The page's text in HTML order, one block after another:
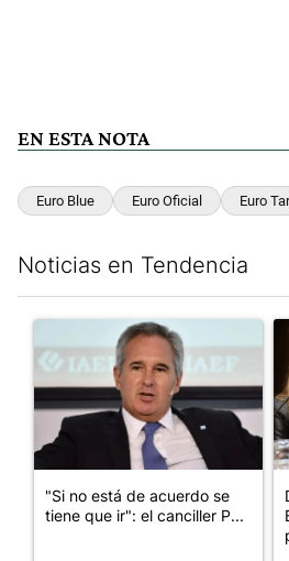
EN ESTA NOTA
Euro Blue Euro Oficial Euro
Noticias en Tendencia
Un artículo de tendencia con el
"Si no está de acuerdo se
tiene que ir": el canciller P...